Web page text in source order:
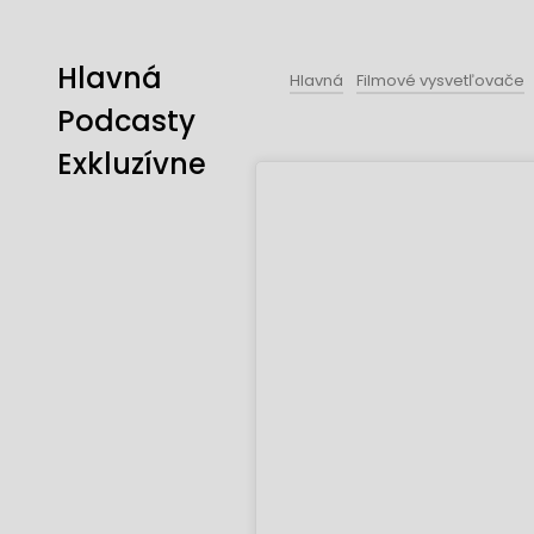
Hlavná
Podcasty
Exkluzívne
Hlavná Filmové vysvetľovače